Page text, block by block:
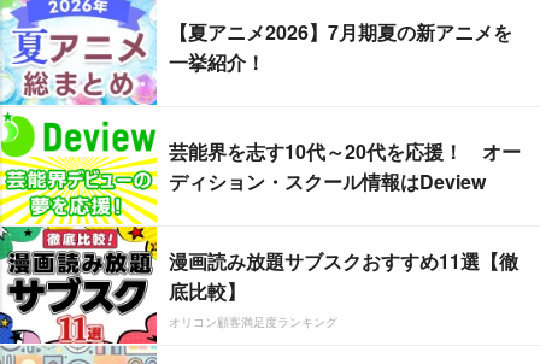
【夏アニメ2026】7月期夏の新アニメを
一挙紹介！
芸能界を志す10代～20代を応援！ オー
ディション・スクール情報はDeview
漫画読み放題サブスクおすすめ11選【徹
底比較】
オリコン顧客満足度ランキング